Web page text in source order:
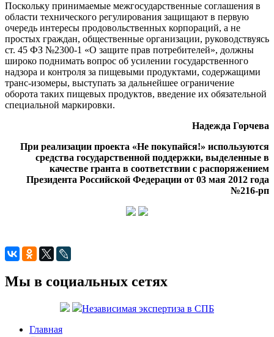
Поскольку принимаемые межгосударственные соглашения в
области технического регулирования защищают в первую
очередь интересы продовольственных корпораций, а не
простых граждан, общественные организации, руководствуясь
ст. 45 ФЗ №2300-1 «О защите прав потребителей», должны
широко поднимать вопрос об усилении государственного
надзора и контроля за пищевыми продуктами, содержащими
транс-изомеры, выступать за дальнейшее ограничение
оборота таких пищевых продуктов, введение их обязательной
специальной маркировки.
Надежда Горчева
При реализации проекта «Не покупайся!» используются
средства государственной поддержки, выделенные в
качестве гранта в соответствии с распоряжением
Президента Российской Федерации от 03 мая 2012 года
№216-рп
Мы в социальных сетях
Независимая экспертиза в СПБ
Главная